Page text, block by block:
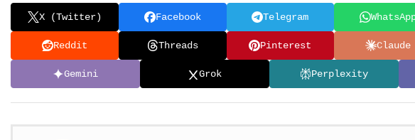
X (Twitter) Facebook Telegram
Reddit Threads Pinterest Claude
Gemini Grok Perplexity